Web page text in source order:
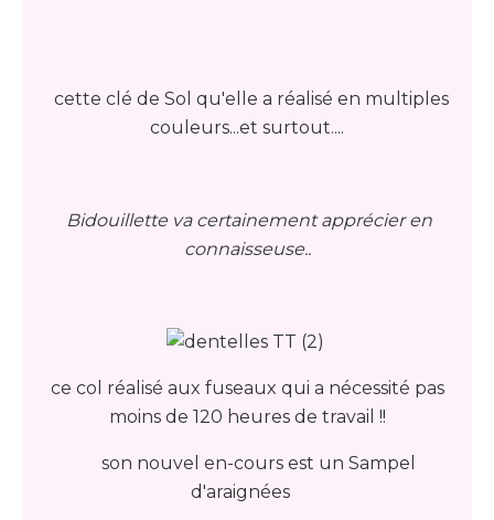
cette clé de Sol qu'elle a réalisé en multiples
couleurs...et surtout....
Bidouillette va certainement apprécier en
connaisseuse..
ce col réalisé aux fuseaux qui a nécessité pas
moins de 120 heures de travail !!
son nouvel en-cours est un Sampel
d'araignées